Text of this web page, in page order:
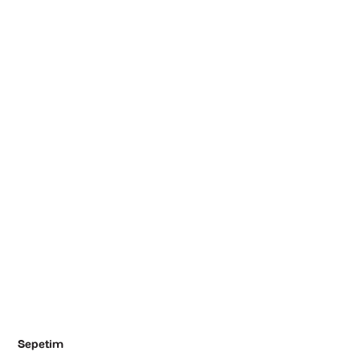
Sepetim